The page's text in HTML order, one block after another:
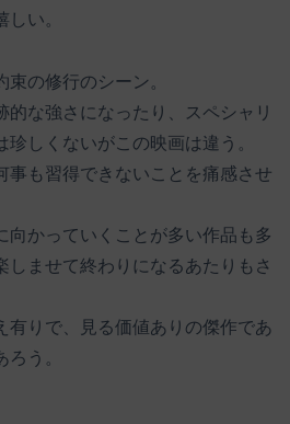
い。
束の修行のシーン。
的な強さになったり、スペシャリ
珍しくないがこの映画は違う。
事も習得できないことを痛感させ
向かっていくことが多い作品も多
しませて終わりになるあたりもさ
有りで、見る価値ありの傑作であ
う。